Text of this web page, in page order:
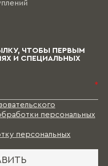
ЧТОБЫ ПЕРВЫМ
И СПЕЦИАЛЬНЫХ
*
персональных
персональных